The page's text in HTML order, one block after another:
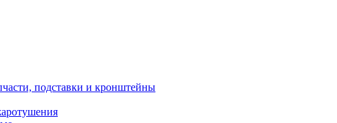
подставки и кронштейны